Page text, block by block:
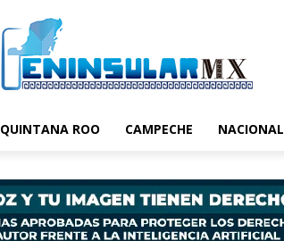
QUINTANA ROO CAMPECHE NACIONAL